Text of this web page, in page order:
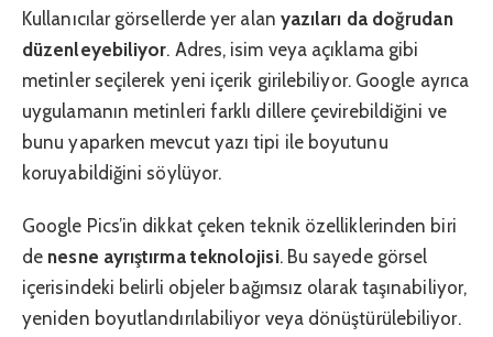
Kullanıcılar görsellerde yer alan yazıları da doğrudan
düzenleyebiliyor. Adres, isim veya açıklama gibi
metinler seçilerek yeni içerik girilebiliyor. Google ayrıca
uygulamanın metinleri farklı dillere çevirebildiğini ve
bunu yaparken mevcut yazı tipi ile boyutunu
koruyabildiğini söylüyor.
Google Pics’in dikkat çeken teknik özelliklerinden biri
de nesne ayrıştırma teknolojisi. Bu sayede görsel
içerisindeki belirli objeler bağımsız olarak taşınabiliyor,
yeniden boyutlandırılabiliyor veya dönüştürülebiliyor.